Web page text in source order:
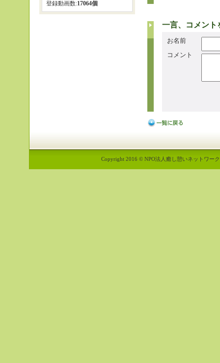
一言、コメント
お名前
コメント
登録動画数:17064個
Copyright 2016 © NPO法人癒し憩いネットワー